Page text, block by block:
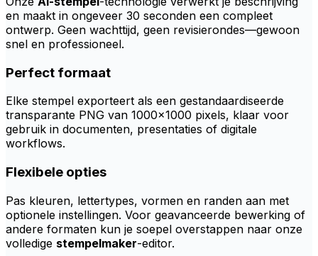
en maakt in ongeveer 30 seconden een compleet
ontwerp. Geen wachttijd, geen revisierondes—gewoon
snel en professioneel.
Perfect formaat
Elke stempel exporteert als een gestandaardiseerde
transparante PNG van 1000×1000 pixels, klaar voor
gebruik in documenten, presentaties of digitale
workflows.
Flexibele opties
Pas kleuren, lettertypes, vormen en randen aan met
optionele instellingen. Voor geavanceerde bewerking of
andere formaten kun je soepel overstappen naar onze
volledige stempelmaker-editor.